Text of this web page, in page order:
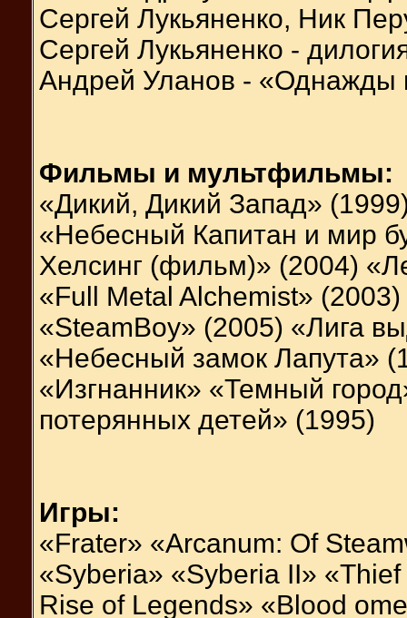
Сергей Лукьяненко, Ник
Сергей Лукьяненко -
Андрей Уланов - «Однажды
Фильмы и мультфильмы:
«Дикий, Дикий Запад»
«Небесный Капитан и мир
Хелсинг (фильм)» (2004)
«Full Metal Alchemist»
«SteamBoy» (2005) «Лига
«Небесный замок Лапута»
«Изгнанник» «Темный
потерянных детей» (1995)
Игры:
«Frater» «Arcanum: Of
«Syberia» «Syberia II»
Rise of Legends» «Blood